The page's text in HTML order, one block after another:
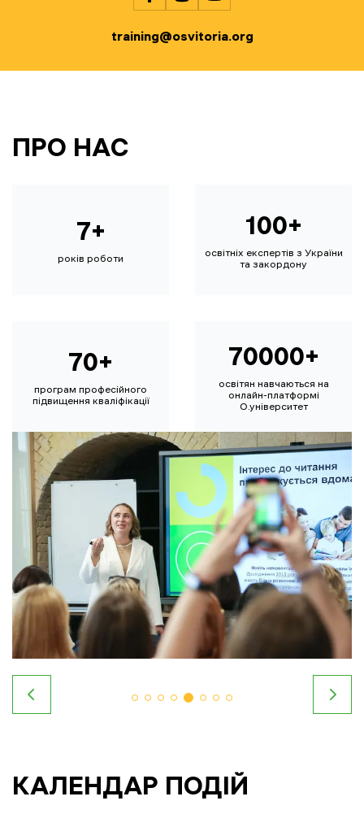
training@osvitoria.org
ПРО НАС
7+
років роботи
100+
освітніх експертів з України
та закордону
70+
програм професійного
підвищення кваліфікації
70000+
освітян навчаються на
онлайн-платформі
О.університет
КАЛЕНДАР ПОДІЙ